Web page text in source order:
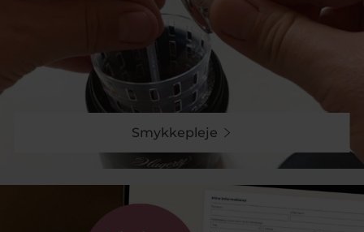
Smykkepleje